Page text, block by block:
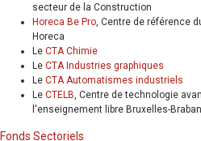
secteur de la Construction
Horeca Be Pro , Centre de référence
Horeca
Le CTA Chimie
Le CTA Industries graphiques
Le CTA Automatismes industriels
Le CTELB , Centre de technologie
l'enseignement libre Bruxelles-
Fonds Sectoriels